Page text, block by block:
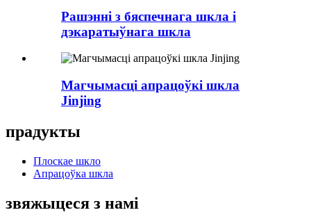
Рашэнні з бяспечнага шкла і
дэкаратыўнага шкла
Магчымасці апрацоўкі шкла
Jinjing
прадукты
Плоскае шкло
Апрацоўка шкла
звяжыцеся з намі